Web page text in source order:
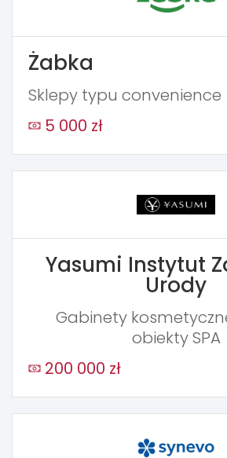
Żabka
Sklepy typu convenience
5 000 zł
Yasumi Instytut
Urody
Gabinety
obiekty SPA
200 000 zł